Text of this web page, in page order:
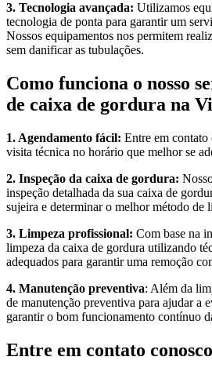
3. Tecnologia avançada: Utilizamos
tecnologia de ponta para garantir um
Nossos equipamentos nos permitem
sem danificar as tubulações.
Como funciona o nosso
de caixa de gordura na
1. Agendamento fácil: Entre em contato
visita técnica no horário que melhor se
2. Inspeção da caixa de gordura:
inspeção detalhada da sua caixa de
sujeira e determinar o melhor método de
3. Limpeza profissional: Com base na
limpeza da caixa de gordura utilizando
adequados para garantir uma remoção
4. Manutenção preventiva: Além da
de manutenção preventiva para ajudar a
garantir o bom funcionamento contínuo
Entre em contato